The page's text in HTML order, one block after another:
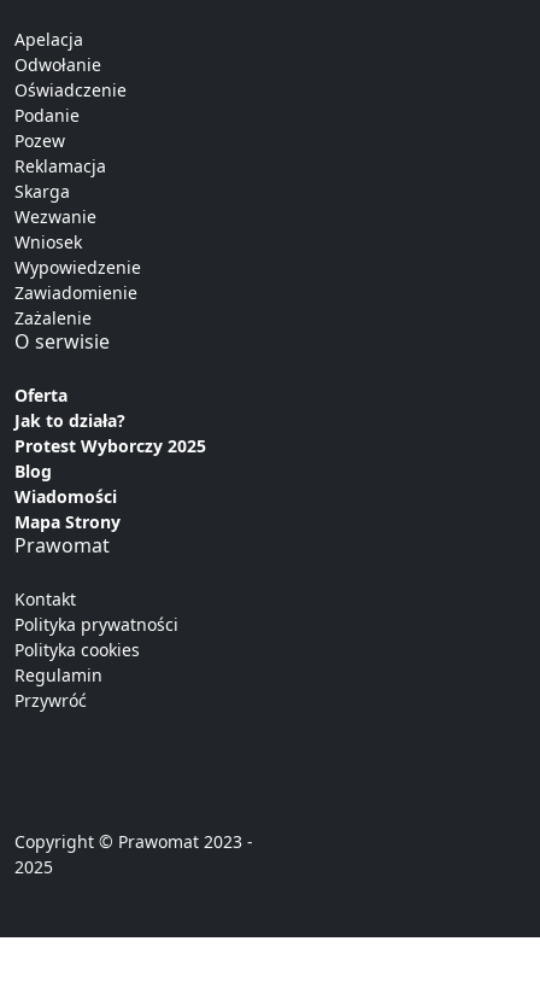
Apelacja
Odwołanie
Oświadczenie
Podanie
Pozew
Reklamacja
Skarga
Wezwanie
Wniosek
Wypowiedzenie
Zawiadomienie
Zażalenie
O serwisie
Oferta
Jak to działa?
Protest Wyborczy 2025
Blog
Wiadomości
Mapa Strony
Prawomat
Kontakt
Polityka prywatności
Polityka cookies
Regulamin
Przywróć
Copyright © Prawomat 2023 -
2025